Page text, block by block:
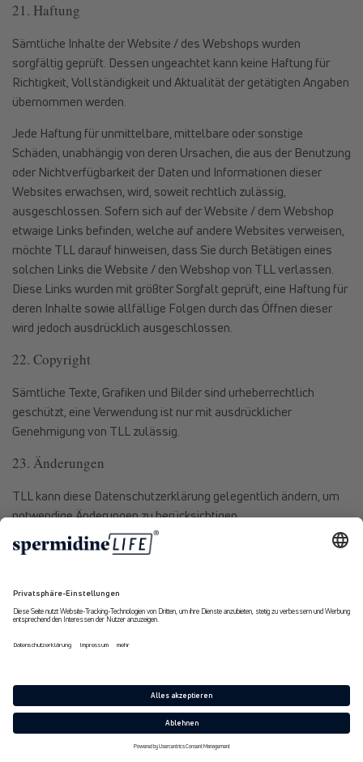
21. Haftung
Sämtliche Inhalte der Website / des Webshops wurden
sorgfältig geprüft. Dessen ungeachtet kann keine Haftung für
Richtigkeit, Vollständigkeit und Aktualität der getätigten Angaben
übernommen werden.
Jede Haftung für unmittelbare, mittelbare oder sonstige
Schäden, unabhängig von deren Ursachen, die aus der Benutzung
oder Nichtverfügbarkeit der Daten und Informationen dieser
Websites erwachsen, wird, soweit rechtlich zulässig,
ausgeschlossen. Sofern sich auf der Website / dem Webshop
etwaige Links befinden, welche auf andere Websites verweisen,
möchte TLL darauf hinweisen, dass Sie durch Betätigen eines
solchen Links die Website / den Webshop von TLL verlassen.
Diese Links wurden mit größter Sorgfalt geprüft, eine Haftung für
deren Inhalte sowie allfällige Folgen durch das Öffnen dieser
wird jedoch ausdrücklich ausgeschlossen.
22. Copyright
Sämtliche Texte, Grafiken und Bilder sind urheberrechtlich
geschützt, eine Verwendung ist nur mit ausdrücklicher
Genehmigung von TLL zulässig.
23. Änderungen
TLL kann diese Datenschutzerklärung gelegentlich ändern, um
notwendige Änderungen zu berücksichtigen.
24. Sonstiges
Personen bezogene Bezeichnungen nur in männlicher Form
angeführt sein, beziehen sie sich auf Frauen und Männer in
TLL ist Mitglied der Wirtschaftskammer Österreich:WKÖ